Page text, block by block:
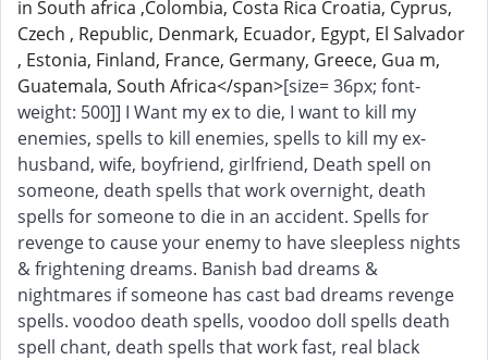
in South africa ,Colombia, Costa Rica Croatia, Cyprus,
Czech , Republic, Denmark, Ecuador, Egypt, El Salvador
, Estonia, Finland, France, Germany, Greece, Gua m,
Guatemala, South Africa</span>[size= 36px; font-
weight: 500]] I Want my ex to die, I want to kill my
enemies, spells to kill enemies, spells to kill my ex-
husband, wife, boyfriend, girlfriend, Death spell on
someone, death spells that work overnight, death
spells for someone to die in an accident. Spells for
revenge to cause your enemy to have sleepless nights
& frightening dreams. Banish bad dreams &
nightmares if someone has cast bad dreams revenge
spells. voodoo death spells, voodoo doll spells death
spell chant, death spells that work fast, real black